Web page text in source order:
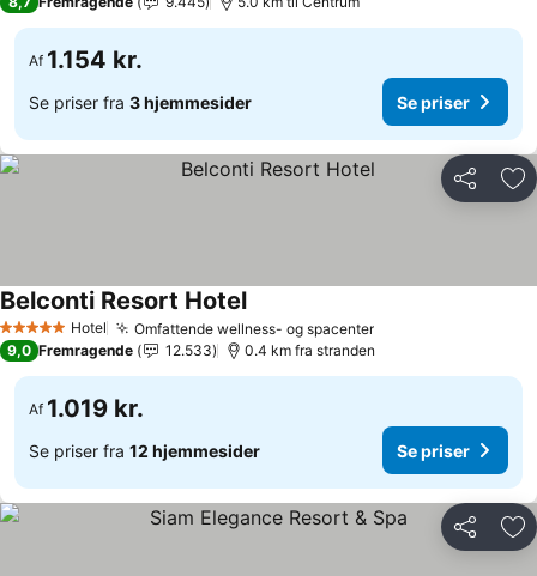
Af 1.154 kr.
Se priser fra 3 hjemmesider Se priser
Del
5 Stjerner Hotel Omfattende wellness- og spacenter
Belconti Resort Hotel
9,0 Fremragende 12.533 0.4 km fra stranden
Af 1.019 kr.
Se priser fra 12 hjemmesider Se priser
Del